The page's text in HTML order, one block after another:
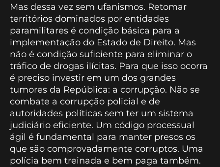
Mas dessa vez sem ufanismos. Retomar
territórios dominados por entidades
paramilitares é condição básica para a
implementação do Estado de Direito. Mas
não é condição suficiente para eliminar o
tráfico de drogas ilícitas. Para que isso ocorra
é preciso investir em um dos grandes
tumores da República: a corrupção. Não se
combate a corrupção policial e de
autoridades políticas sem ter um sistema
judiciário eficiente. Um código processual
ágil é fundamental para manter presos os
que são comprovadamente corruptos. Uma
polícia bem treinada e bem paga também.